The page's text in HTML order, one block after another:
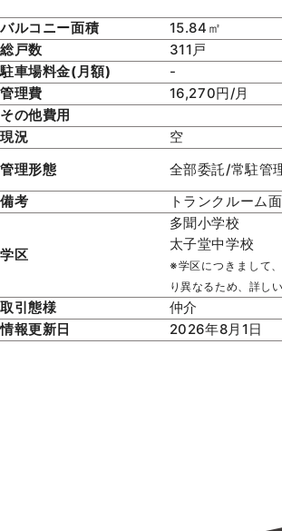
バルコニー面積 15.84㎡
総戸数
311戸
駐車場料金(月額)
-
管理費
16,270円/月
その他費用
現況
空
管理形態
全部委託/常駐管
備考
トランクルーム
学区
多聞小学校
太子堂中学校
※学区につきまして
り異なるため、詳し
取引態様 仲介
情報更新日
2026年8月1日